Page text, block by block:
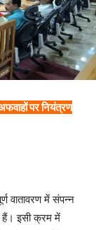
पर नियंत्रण
वातावरण में संपन्न
हैं। इसी क्रम में